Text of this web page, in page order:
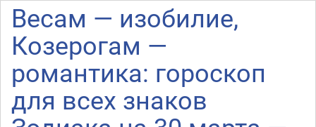
Весам — изобилие,
Козерогам —
романтика: гороскоп
для всех знаков